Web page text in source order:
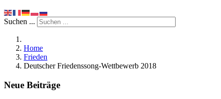
Suchen ...
Home
Frieden
Deutscher Friedenssong-Wettbewerb 2018
Neue Beiträge